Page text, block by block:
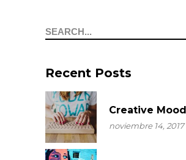
Search
Recent Posts
Creative Mood
noviembre 14, 2017